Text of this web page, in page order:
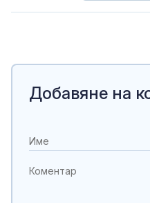
Добавяне на